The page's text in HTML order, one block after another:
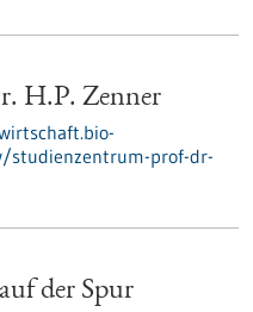
H.P. Zenner
studienzentrum-prof-dr-
der Spur